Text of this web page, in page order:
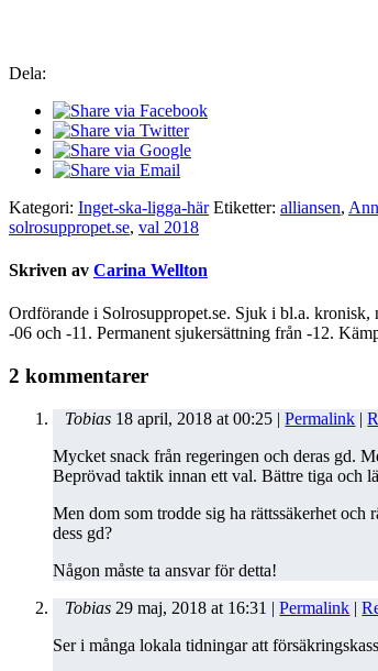
Dela:
Kategori: Inget-ska-ligga-här Etiketter: alliansen,
solrosuppropet.se, val 2018
Skriven av Carina Wellton
Ordförande i Solrosuppropet.se. Sjuk i bl.a.
-06 och -11. Permanent sjukersättning från -12.
2 kommentarer
Tobias 18 april, 2018 at00:25 |Permalink |
Mycket snack från regeringen och deras gd.
Beprövad taktik innan ett val. Bättre tiga och
Men dom som trodde sig ha rättssäkerhet
dess gd?
Någon måste ta ansvar för detta!
Tobias 29 maj, 2018 at 16:31 |Permalink |
Ser i många lokala tidningar att